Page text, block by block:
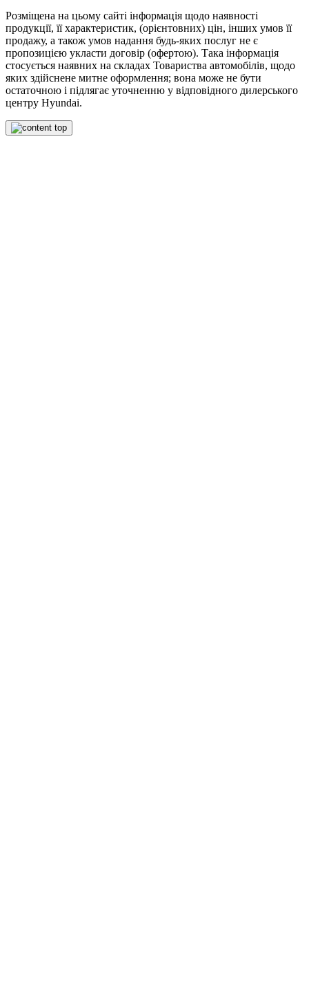
Розміщена на цьому сайті інформація щодо наявності
продукції, її характеристик, (орієнтовних) цін, інших умов її
продажу, а також умов надання будь-яких послуг не є
пропозицією укласти договір (офертою). Така інформація
стосується наявних на складах Товариства автомобілів, щодо
яких здійснене митне оформлення; вона може не бути
остаточною і підлягає уточненню у відповідного дилерського
центру Hyundai.